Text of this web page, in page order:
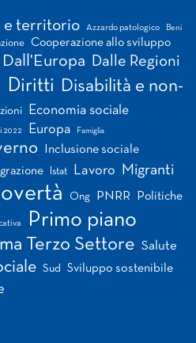
e territorio Azzardo patologico Beni
Cooperazione allo sviluppo
Dall'Europa Dalle Regioni
Diritti Disabilità e non-
Economia sociale
2022 Europa Famiglia
Inclusione sociale
Istat Lavoro Migranti
Ong PNRR Politiche
Primo piano
Terzo Settore Salute
Sud Sviluppo sostenibile